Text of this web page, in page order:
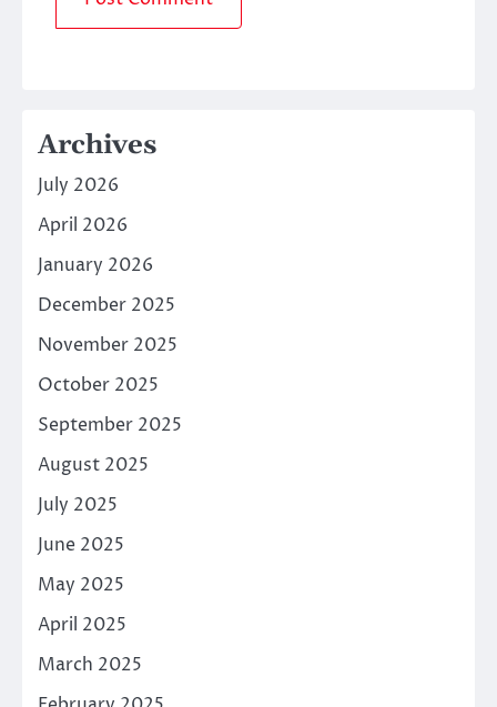
Archives
July 2026
April 2026
January 2026
December 2025
November 2025
October 2025
September 2025
August 2025
July 2025
June 2025
May 2025
April 2025
March 2025